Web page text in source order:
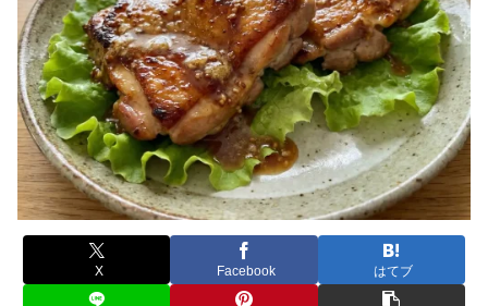
X Facebook はてブ